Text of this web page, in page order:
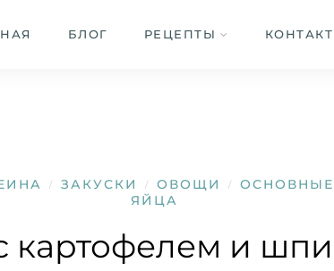
БЛОГ РЕЦЕПТЫ
/ ЗАКУСКИ / ОВОЩИ /
ЯЙЦА
картофелем и